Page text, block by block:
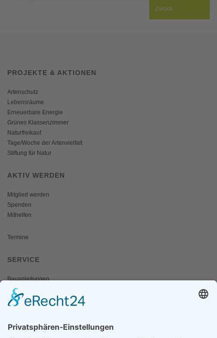
Zurück
PROJEKTE & AKTIONEN
Artenschutz
Lebensräume
Erneuerbare Energie
Grünes Klassenzimmer
Naturfreikauf
Tage/Woche der Artenvielfalt
Stiftung für Natur
AKTIV WERDEN
Mitglied werden
Spenden
Mithelfen
Termine
SERVICE
Bauanleitungen
Schulangebote
Shop
MEDIEN & PRESSE